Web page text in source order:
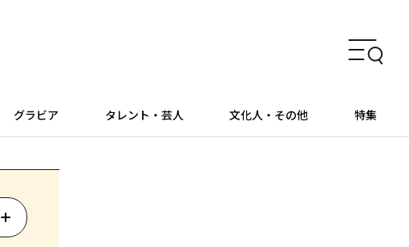
グラビア タレント・芸人 文化人・その他 特集